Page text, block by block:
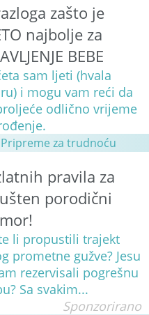
zašto je
najbolje za
BEBE
sam ljeti (hvala
i mogu vam reći da
odlično vrijeme
Pripreme za trudnoću
pravila za
porodični
li propustili trajekt
prometne gužve? Jesu
rezervisali pogrešnu
Sa svakim...
Sponzorirano